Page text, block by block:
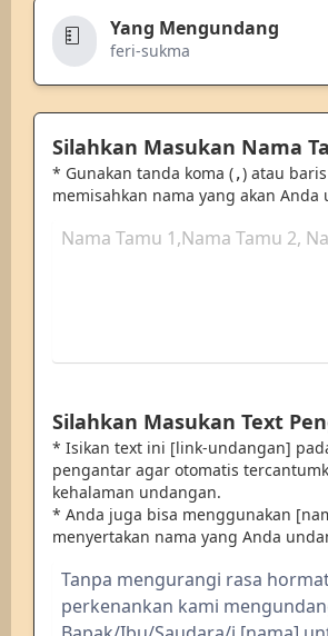
Yang Mengundang
feri-sukma
Silahkan Masukan Nama
* Gunakan tanda koma (,) atau
memisahkan nama yang akan Anda
Silahkan Masukan Text
* Isikan text ini [link-undangan]
pengantar agar otomatis
kehalaman undangan.
* Anda juga bisa menggunakan
menyertakan nama yang Anda